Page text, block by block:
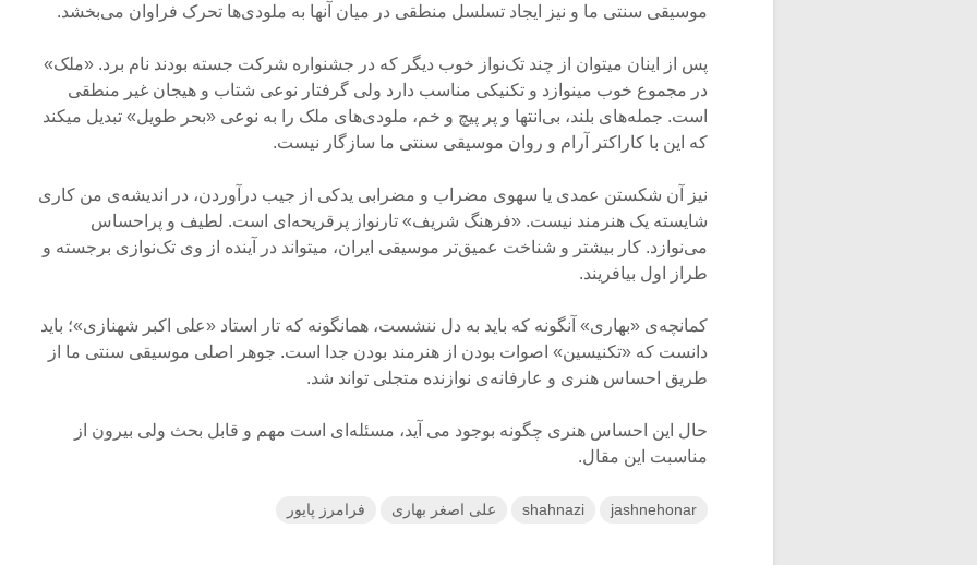
موسیقی سنتی ما و نیز ایجاد تسلسل منطقی در میان آنها به ملودی‌ها تحرک‌ فراوان می‌بخشد.
پس از اینان میتوان از چند تک‌نواز خوب‌ دیگر که در جشنواره شرکت جسته بودند نام برد. «ملک»
در مجموع خوب مینوازد و تکنیکی مناسب‌ دارد ولی گرفتار نوعی شتاب و هیجان غیر منطقی‌
است. جمله‌های بلند، بی‌انتها و پر پیچ و خم، ملودی‌های ملک را به نوعی «بحر طویل» تبدیل‌ میکند
که این با کاراکتر آرام و روان موسیقی‌ سنتی ما سازگار نیست.
نیز آن شکستن عمدی‌ یا سهوی مضراب و مضرابی یدکی از جیب‌ درآوردن، در اندیشه‌ی من کاری
شایسته یک‌ هنرمند نیست. «فرهنگ شریف» تارنواز پرقریحه‌ای است. لطیف و پراحساس
می‌نوازد. کار بیشتر و شناخت عمیق‌تر موسیقی ایران، میتواند در آینده از وی تک‌نوازی برجسته و
طراز اول بیافریند.
کمانچه‌ی «بهاری» آنگونه که باید به دل‌ ننشست، همانگونه که تار استاد «علی اکبر شهنازی»؛ باید
دانست که «تکنیسین» اصوات بودن از هنرمند بودن جدا است. جوهر اصلی موسیقی سنتی‌ ما از
طریق احساس هنری و عارفانه‌ی نوازنده‌ متجلی تواند شد.
حال این احساس هنری چگونه بوجود می آید، مسئله‌ای است مهم و قابل بحث ولی بیرون از
مناسبت این مقال.
jashnehonar
shahnazi علی اصغر بهاری فرامرز پایور